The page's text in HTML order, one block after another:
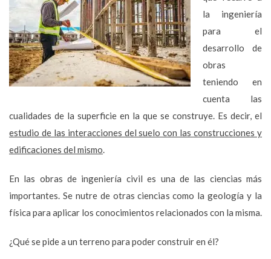
la ingeniería
para el
desarrollo de
obras
teniendo en
cuenta las
cualidades de la superficie en la que se construye. Es decir, el
estudio de las interacciones del suelo con las construcciones y
edificaciones del mismo.
En las obras de ingeniería civil es una de las ciencias más
importantes. Se nutre de otras ciencias como la geología y la
física para aplicar los conocimientos relacionados con la misma.
¿Qué se pide a un terreno para poder construir en él?